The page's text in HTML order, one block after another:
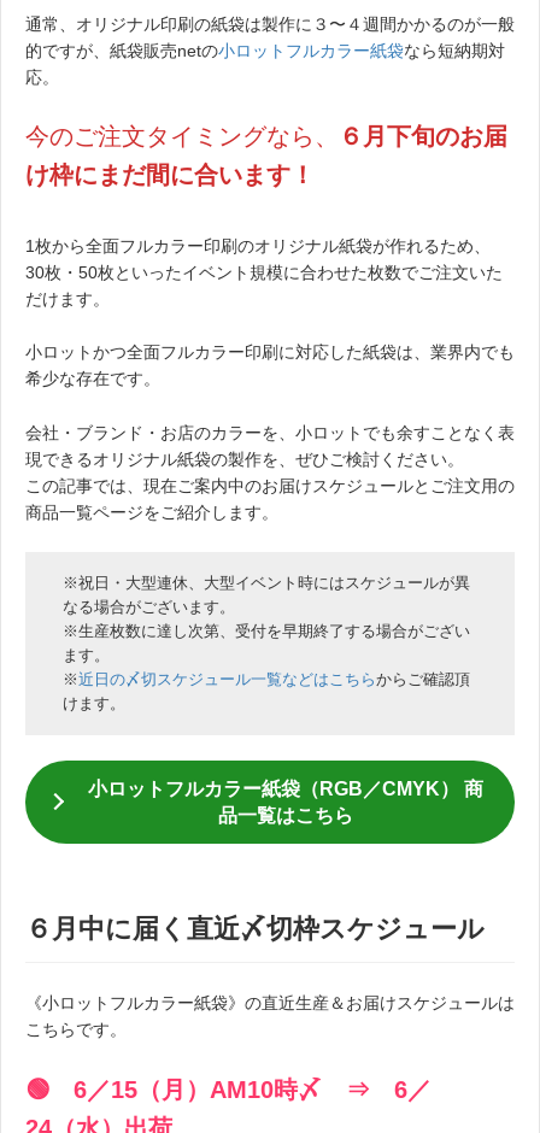
通常、オリジナル印刷の紙袋は製作に３〜４週間かかるのが一般
的ですが、紙袋販売netの小ロットフルカラー紙袋なら短納期対
応。
今のご注文タイミングなら、
６月下旬のお届
け枠にまだ間に合います！
1枚から全面フルカラー印刷のオリジナル紙袋が作れるため、
30枚・50枚といったイベント規模に合わせた枚数でご注文いた
だけます。
小ロットかつ全面フルカラー印刷に対応した紙袋は、業界内でも
希少な存在です。
会社・ブランド・お店のカラーを、小ロットでも余すことなく表
現できるオリジナル紙袋の製作を、ぜひご検討ください。
この記事では、現在ご案内中のお届けスケジュールとご注文用の
商品一覧ページをご紹介します。
※祝日・大型連休、大型イベント時にはスケジュールが異
なる場合がございます。
※生産枚数に達し次第、受付を早期終了する場合がござい
ます。
※近日の〆切スケジュール一覧などはこちらからご確認頂
けます。
小ロットフルカラー紙袋（RGB／CMYK） 商
品一覧はこちら
６月中に届く直近〆切枠スケジュール
《小ロットフルカラー紙袋》の直近生産＆お届けスケジュールは
こちらです。
🟢 6／15（月）AM10時〆 ⇒ 6／